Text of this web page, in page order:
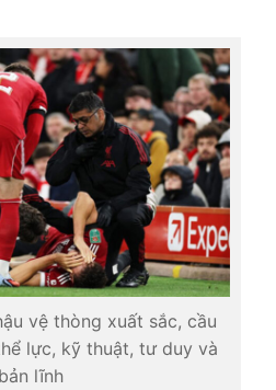
vệ thòng xuất sắc, cầu
lực, kỹ thuật, tư duy và
bản lĩnh